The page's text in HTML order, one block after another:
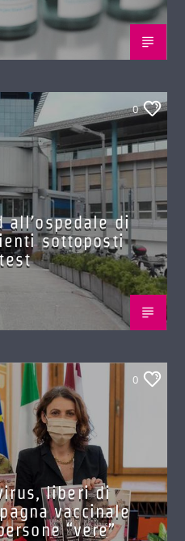
0
all’ospedale di
sottoposti
0
liberi di
vaccinale
“vere”